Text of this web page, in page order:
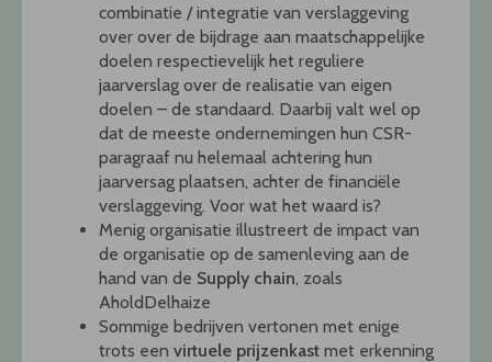
combinatie / integratie van verslaggeving
over over de bijdrage aan maatschappelijke
doelen respectievelijk het reguliere
jaarverslag over de realisatie van eigen
doelen – de standaard. Daarbij valt wel op
dat de meeste ondernemingen hun CSR-
paragraaf nu helemaal achtering hun
jaarversag plaatsen, achter de financiële
verslaggeving. Voor wat het waard is?
Menig organisatie illustreert de impact van
de organisatie op de samenleving aan de
hand van de Supply chain, zoals
AholdDelhaize
Sommige bedrijven vertonen met enige
trots een virtuele prijzenkast met erkenning